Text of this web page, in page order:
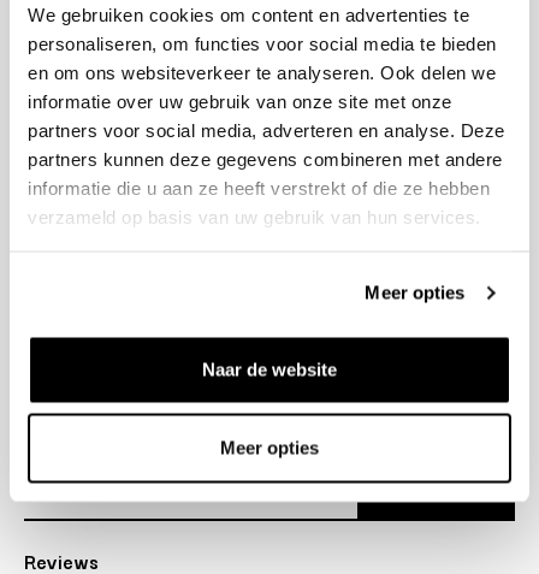
We gebruiken cookies om content en advertenties te
personaliseren, om functies voor social media te bieden
en om ons websiteverkeer te analyseren. Ook delen we
informatie over uw gebruik van onze site met onze
partners voor social media, adverteren en analyse. Deze
partners kunnen deze gegevens combineren met andere
informatie die u aan ze heeft verstrekt of die ze hebben
verzameld op basis van uw gebruik van hun services.
Meer opties
Naar de website
Meer opties
+31 23 205 2006
info@bruut.nl
Contact Formulier
Open 11:00 - 18:00
OPENINGSTIJDEN
Over ons
Reviews